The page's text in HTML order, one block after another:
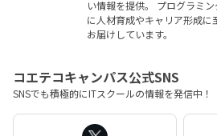
い情報を提供。 プログラミ
に人材育成やキャリア形成に
お届けしています。
コエテコキャンパス公式SNS
SNSでも積極的にITスクールの情報を発信中！